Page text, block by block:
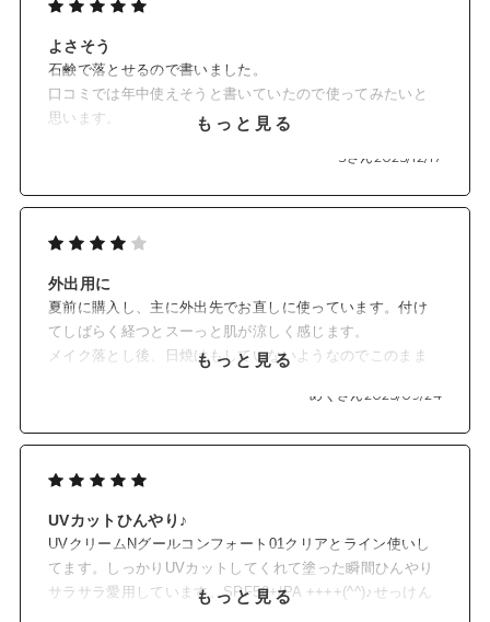
ーガニックの植物エキス*7を配合しました。
✓ 穏やかなゼラニウム×ティーツリーの香り
肌にのばしたときふわっと漂う、穏やかなゼラニウム精油とテ
メイク直しのたびにふんわりと香って気分転換にも。
◆色展開
白浮きしにくいナチュラルなベージュ
EX02 アイスブルー
黄ぐすみを払い、透明感*8をプラス
［トーンアップ&セミマット仕上げ］
*2 メントキシプロバンジオール（清涼剤）
*3 皮脂吸着成分
*4 セラミドNG、セラミドAP、セラミドAG、セラミドNP、セ
*5 パッチテスト済み（ただしすべての方に肌トラブルが起きな
いわけではありません）
*6 整肌成分
*7 ホホバ種子油、ウイキョウ果実エキス（すべて保湿成分）
よさそう
石鹸で落とせるので書いました。
口コミでは年中使えそうと書いていたので使ってみたいと
思います。
もっと見る
3さん2025/12/17
外出用に
夏前に購入し、主に外出先でお直しに使っています。付け
てしばらく経つとスーっと肌が涼しく感じます。
メイク落とし後、日焼けもしていないようなのでこのまま
使い心地もよいですし、カバー力もあり重宝しています。
に使い切りそうです。
もっと見る
めぐさん 2025/09/24
UVカットひんやり♪
UVクリームNグールコンフォート01クリアとライン使いし
てます。しっかりUVカットしてくれて塗った瞬間ひんやり
サラサラ愛用しています。SPF50+/PA ++++(^^)♪せっけん
もっと見る